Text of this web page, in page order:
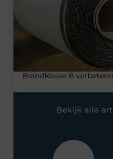
Brandklasse B
Bekijk alle